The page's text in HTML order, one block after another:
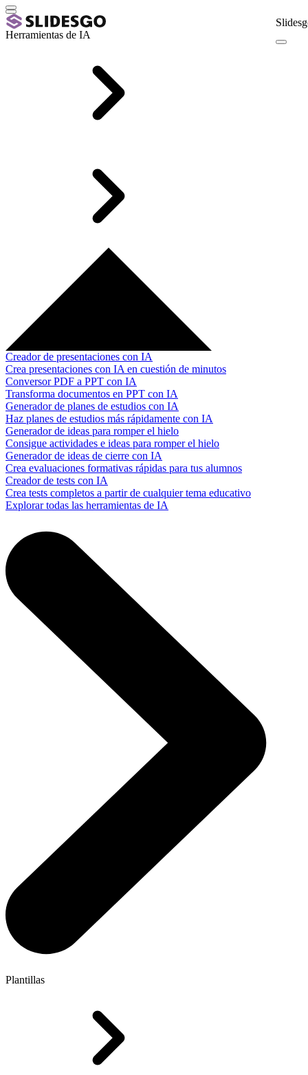
Herramientas de IA
Creador de presentaciones con IA
Crea presentaciones con IA en cuestión de minutos
Conversor PDF a PPT con IA
Transforma documentos en PPT con IA
Generador de planes de estudios con IA
Haz planes de estudios más rápidamente con IA
Generador de ideas para romper el hielo
Consigue actividades e ideas para romper el hielo
Generador de ideas de cierre con IA
Crea evaluaciones formativas rápidas para tus alumnos
Creador de tests con IA
Crea tests completos a partir de cualquier tema educativo
Explorar todas las herramientas de IA
Plantillas